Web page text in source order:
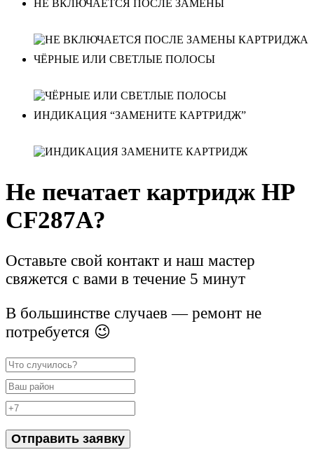
НЕ ВКЛЮЧАЕТСЯ ПОСЛЕ ЗАМЕНЫ
ЧЁРНЫЕ ИЛИ СВЕТЛЫЕ ПОЛОСЫ
ИНДИКАЦИЯ “ЗАМЕНИТЕ КАРТРИДЖ”
Не печатает картридж HP
CF287A?
Оставьте свой контакт и наш мастер
свяжется с вами в течение 5 минут
В большинстве случаев — ремонт не
потребуется 😉
Отправить заявку